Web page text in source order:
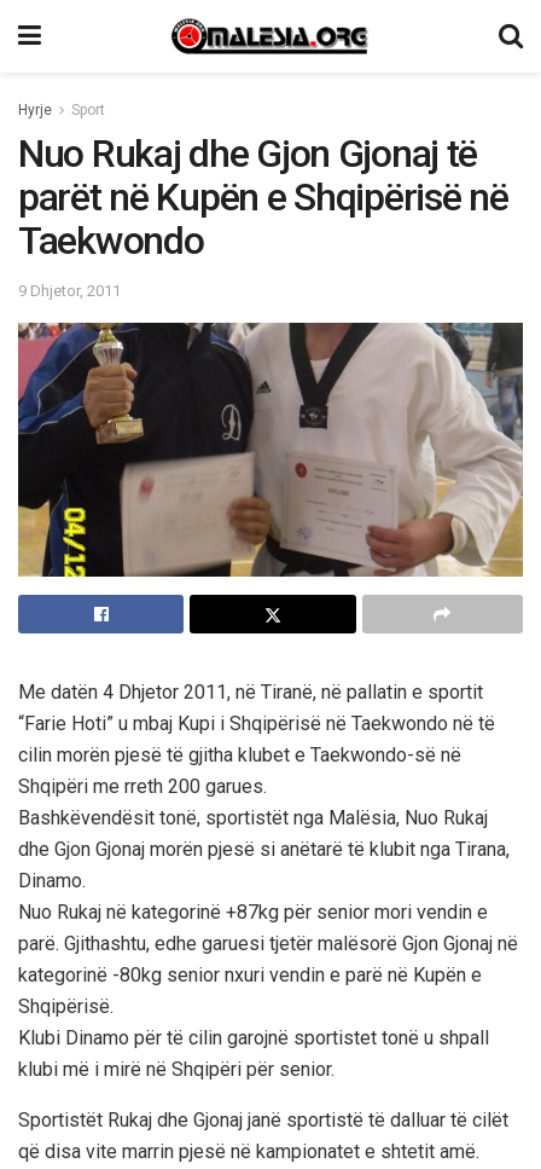
Hyrje Sport
Nuo Rukaj dhe Gjon Gjonaj të
parët në Kupën e Shqipërisë në
Taekwondo
9 Dhjetor, 2011
Me datën 4 Dhjetor 2011, në Tiranë, në pallatin e sportit
“Farie Hoti” u mbaj Kupi i Shqipërisë në Taekwondo në të
cilin morën pjesë të gjitha klubet e Taekwondo-së në
Shqipëri me rreth 200 garues.
Bashkëvendësit tonë, sportistët nga Malësia, Nuo Rukaj
dhe Gjon Gjonaj morën pjesë si anëtarë të klubit nga Tirana,
Dinamo.
Nuo Rukaj në kategorinë +87kg për senior mori vendin e
parë. Gjithashtu, edhe garuesi tjetër malësorë Gjon Gjonaj në
kategorinë -80kg senior nxuri vendin e parë në Kupën e
Shqipërisë.
Klubi Dinamo për të cilin garojnë sportistet tonë u shpall
klubi më i mirë në Shqipëri për senior.
Sportistët Rukaj dhe Gjonaj janë sportistë të dalluar të cilët
që disa vite marrin pjesë në kampionatet e shtetit amë.